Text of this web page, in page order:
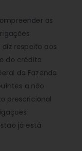
as
respeito aos
do crédito
da Fazenda
a não
prescricional
já está